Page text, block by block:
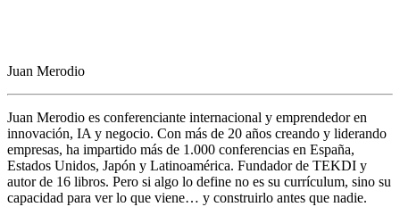
Juan Merodio
Juan Merodio es conferenciante internacional y emprendedor en
innovación, IA y negocio. Con más de 20 años creando y liderando
empresas, ha impartido más de 1.000 conferencias en España,
Estados Unidos, Japón y Latinoamérica. Fundador de TEKDI y
autor de 16 libros. Pero si algo lo define no es su currículum, sino su
capacidad para ver lo que viene… y construirlo antes que nadie.